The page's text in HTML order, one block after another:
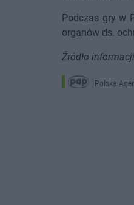
Podczas gry w
organów ds.
Źródło
Polska